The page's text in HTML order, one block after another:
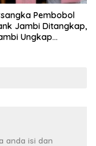
Pembobol
Jambi Ditangkap,
Ungkap
anda isi dan